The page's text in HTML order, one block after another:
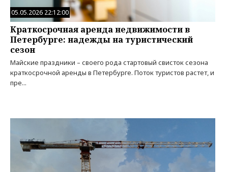
05.05.2026 22:12:00
Краткосрочная аренда недвижимости в
Петербурге: надежды на туристический
сезон
Майские праздники – своего рода стартовый свисток сезона
краткосрочной аренды в Петербурге. Поток туристов растет, и
пре...